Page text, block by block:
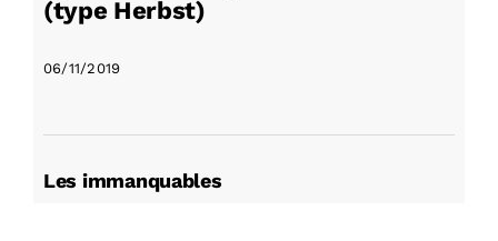
(type Herbst)
06/11/2019
Les immanquables